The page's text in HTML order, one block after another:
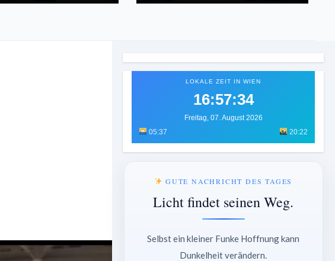
LOKALE ZEIT IN WIEN
16:57:36
Freitag, 07. August 2026
05:37
20:22
GUTE NACHRICHT DES TAGES
Licht findet seinen Weg.
Selbst ein kleiner Funke Hoffnung kann
Dunkelheit verändern.